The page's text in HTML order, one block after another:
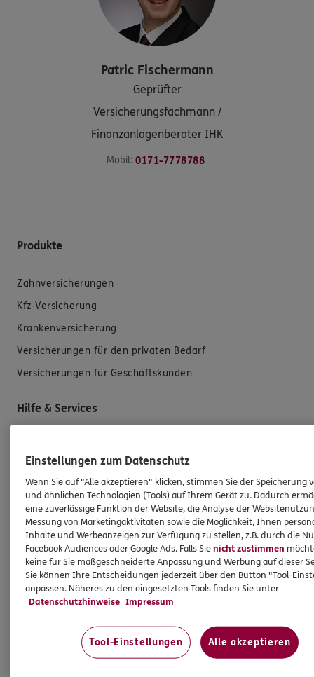
Patric Fischermann
Geprüfter
Versicherungsfachmann /
Finanzanlagenberater IHK
Mobil: 0171-7778788
Produkte
Zahnversicherungen
Kfz-Versicherung
Krankenversicherung
Versicherungen für den privaten Bedarf
Versicherungen für Geschäftskunden
Hilfe & Services
Schaden melden
Erstkontaktinformationen
EU-Offenlegungsvereinbarung
Datenverarbeitung
Das könnte Sie auch interessieren
Unsere Agentur
Kooperationspartner
Einstellungen zum Datenschutz
Wenn Sie auf "Alle akzeptieren" klicken, stimmen Sie der Speicherung
und ähnlichen Technologien (Tools) auf Ihrem Gerät zu. Dadurch
eine zuverlässige Funktion der Website, die Analyse der
Messung von Marketingaktivitäten sowie die Möglichkeit, Ihnen
Inhalte und Werbeanzeigen zur Verfügung zu stellen, z.B. durch die
Facebook Audiences oder Google Ads. Falls Sienicht zustimmen
keine für Sie maßgeschneiderte Anpassung und Werbung auf dieser
Sie können Ihre Entscheidungen jederzeit über den Button "Tool-
anpassen. Näheres zu den eingesetzten Tools finden Sie unter
Datenschutzhinweise Impressum
Tool-Einstellungen Alle akzeptieren